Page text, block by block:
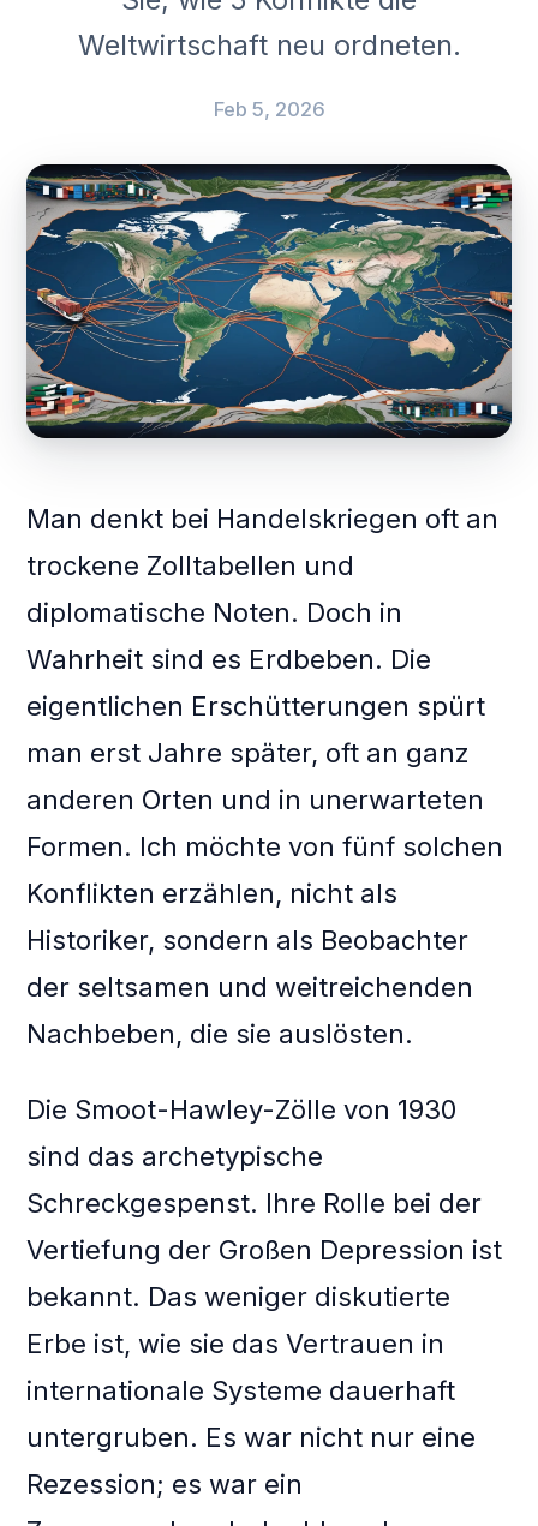
Weltwirtschaft neu ordneten.
Feb 5, 2026
Man denkt bei Handelskriegen oft an
trockene Zolltabellen und
diplomatische Noten. Doch in
Wahrheit sind es Erdbeben. Die
eigentlichen Erschütterungen spürt
man erst Jahre später, oft an ganz
anderen Orten und in unerwarteten
Formen. Ich möchte von fünf solchen
Konflikten erzählen, nicht als
Historiker, sondern als Beobachter
der seltsamen und weitreichenden
Nachbeben, die sie auslösten.
Die Smoot-Hawley-Zölle von 1930
sind das archetypische
Schreckgespenst. Ihre Rolle bei der
Vertiefung der Großen Depression ist
bekannt. Das weniger diskutierte
Erbe ist, wie sie das Vertrauen in
internationale Systeme dauerhaft
untergruben. Es war nicht nur eine
Rezession; es war ein